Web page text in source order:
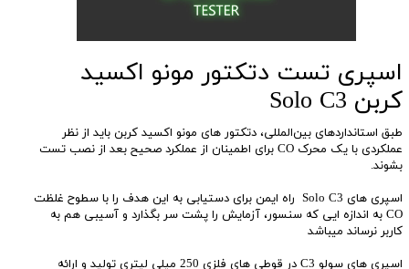
اسپری تست دتکتور مونو اکسید
کربن Solo C3
طبق استانداردهای بین‌المللی، دتکتور های مونو اکسید کربن باید از نظر
عملکردی با یک محرک CO برای اطمینان از عملکرد صحیح بعد از نصب تست
بشوند.
اسپری های Solo C3 راه ایمن برای دستیابی به این هدف را با سطوح غلظت
CO به اندازه ایی که سنسور، آزمایش را پشت سر بگذارد و آسیبی هم به
کاربر نرساند میباشد
اسپری های سولو C3 در قوطی های فلزی 250 میلی لیتری تولید و ارائه